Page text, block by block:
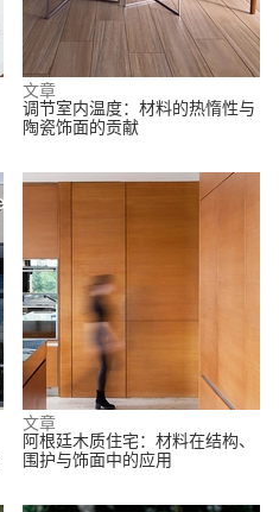
文章
调节室内温度：材料的热惰性与
陶瓷饰面的贡献
文章
阿根廷木质住宅：材料在结构、
围护与饰面中的应用